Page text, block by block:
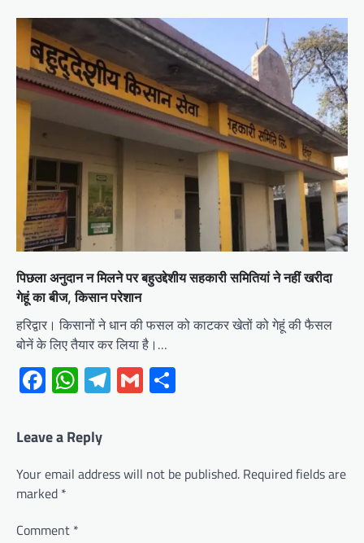
पिछला अनुदान न मिलने पर बहुउद्देशीय सहकारी समितियां ने नहीं खरीदा
गेहूं का बीज, किसान परेशान
हरिद्वार। किसानों ने धान की फसल को काटकर खेतों को गेहूं की फैसल
बोनें के लिए तैयार कर लिया है।…
Facebook
WhatsApp
Telegram
Gmail
Leave a Reply
Your email address will not be published. Required fields are
marked *
Comment *